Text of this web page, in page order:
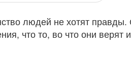
людей не хотят правды.
что то, во что они верят